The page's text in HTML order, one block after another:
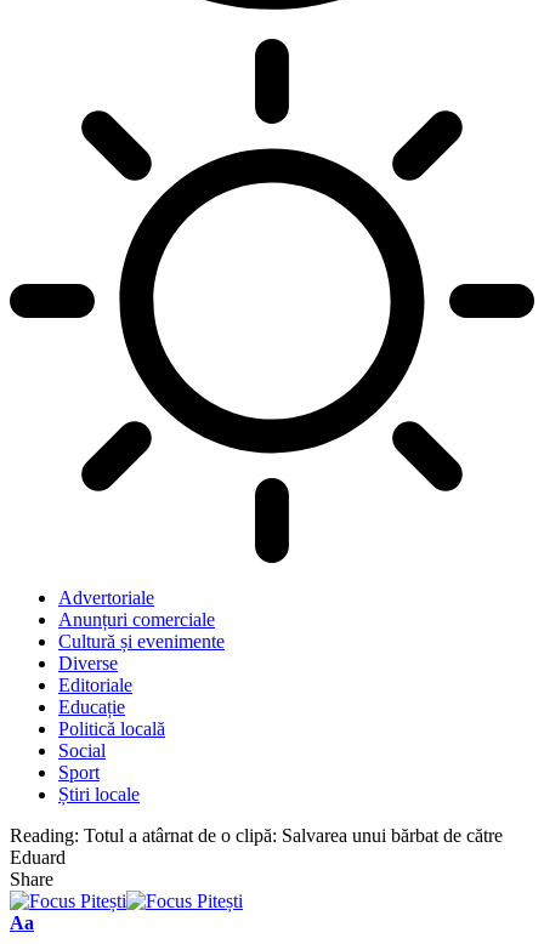
Advertoriale
Anunțuri comerciale
Cultură și evenimente
Diverse
Editoriale
Educație
Politică locală
Social
Sport
Știri locale
Reading: Totul a atârnat de o clipă: Salvarea unui bărbat de către
Eduard
Share
Font
Aa